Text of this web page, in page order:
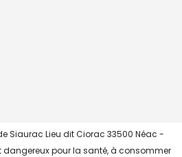
Siaurac Lieu dit Ciorac 33500 Néac -
dangereux pour la santé, à consommer